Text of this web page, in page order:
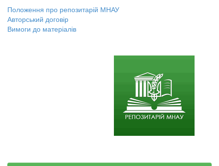
Положення про репозитарій МНАУ
Авторський договір
Вимоги до матеріалів